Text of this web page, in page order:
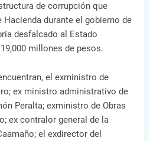
de corrupción que
durante el gobierno de
desfalcado al Estado
millones de pesos.
el exministro de
ex ministro administrativo de
Peralta; exministro de Obras
ex contralor general de la
el exdirector del